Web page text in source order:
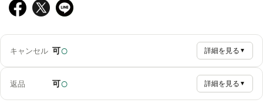
キャンセル 可○ 詳細を見る ▼
返品 可○ 詳細を見る ▼